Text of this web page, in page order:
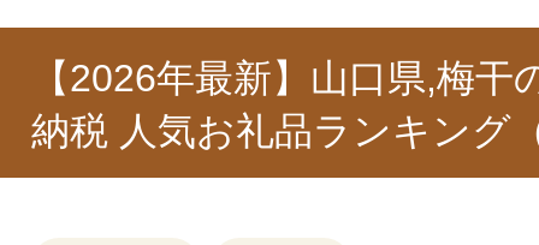
【2026年最新】山口県,梅干
納税 人気お礼品ランキング